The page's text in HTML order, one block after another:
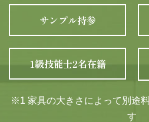
サンプル持参
1級技能士2名在籍
※1 家具の大きさによって別途
す